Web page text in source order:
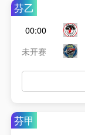
芬乙
00:00
未开赛
芬甲